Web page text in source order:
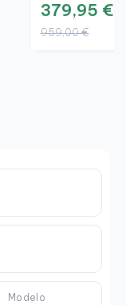
379,95 €
959,00 €
Modelo